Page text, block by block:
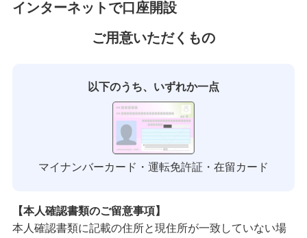
インターネットで口座開設
ご用意いただくもの
以下のうち、いずれか一点
マイナンバーカード・運転免許証・在留カード
【本人確認書類のご留意事項】
本人確認書類に記載の住所と現住所が一致していない場